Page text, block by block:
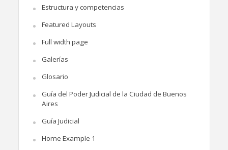
Estructura y competencias
Featured Layouts
Full width page
Galerías
Glosario
Guía del Poder Judicial de la Ciudad de Buenos
Aires
Guía Judicial
Home Example 1